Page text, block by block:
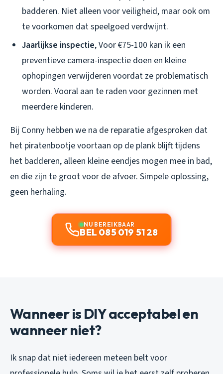
badderen. Niet alleen voor veiligheid, maar ook om
te voorkomen dat speelgoed verdwijnt.
Jaarlijkse inspectie, Voor €75-100 kan ik een
preventieve camera-inspectie doen en kleine
ophopingen verwijderen voordat ze problematisch
worden. Vooral aan te raden voor gezinnen met
meerdere kinderen.
Bij Conny hebben we na de reparatie afgesproken dat
het piratenbootje voortaan op de plank blijft tijdens
het badderen, alleen kleine eendjes mogen mee in bad,
en die zijn te groot voor de afvoer. Simpele oplossing,
geen herhaling.
NU BEREIKBAAR
BEL 085 019 51 28
Wanneer is DIY acceptabel en
wanneer niet?
Ik snap dat niet iedereen meteen belt voor